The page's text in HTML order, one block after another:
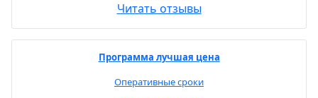
Читать отзывы
Программа лучшая цена
Оперативные сроки